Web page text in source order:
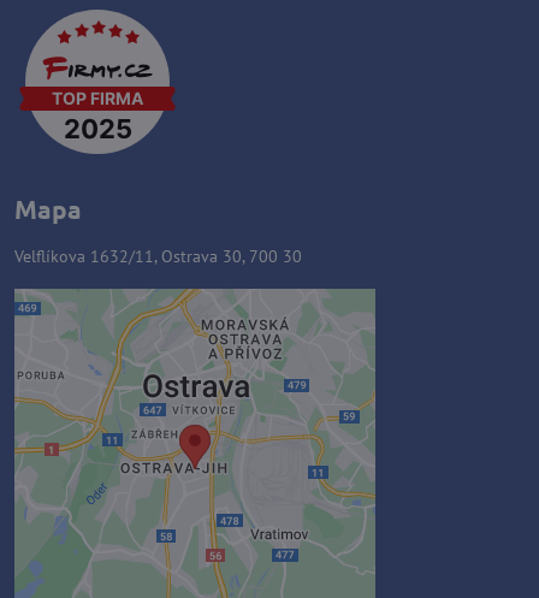
Mapa
Velflíkova 1632/11, Ostrava 30, 700 30
Externý obsah je blokovaný
Voľbami súkromia
Prajete si načítať externý obsah?
Povoliť tentokrát
Povoliť a zapamätať - súhlas s
druhom cookie: Funkčné